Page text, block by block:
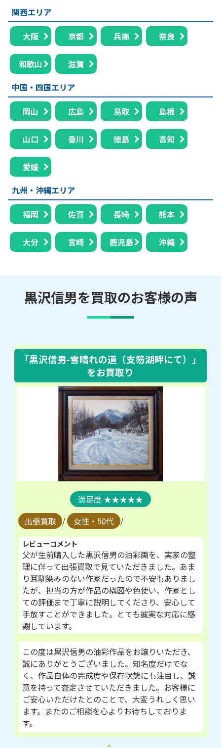
関西エリア
大阪 京都 兵庫 奈良
和歌山
滋賀
中国・四国エリア
岡山 広島 鳥取 島根
山口 香川 徳島 高知
愛媛
九州・沖縄エリア
福岡 佐賀 長崎 熊本
大分 宮崎 鹿児島 沖縄
黒沢信男を買取のお客様の声
「黒沢信男-雪晴れの道（支笏湖畔にて）」
をお買取り
★★★★★
出張買取 / 女性・50代 /
レビューコメント
父が生前購入した黒沢信男の油彩画を、実家の整
理に伴って出張買取で見ていただきました。あま
り耳馴染みのない作家だったので不安もありまし
たが、担当の方が作品の構図や色使い、作家とし
ての評価まで丁寧に説明してくださり、安心して
手放すことができました。とても誠実な対応に感
謝しています。
この度は黒沢信男の油彩作品をお譲りいただき、
誠にありがとうございました。知名度だけでな
く、作品自体の完成度や保存状態にも注目し、誠
意を持って査定させていただきました。お客様に
ご安心いただけたとのことで、大変うれしく思い
ます。またのご相談を心よりお待ちしておりま
す。